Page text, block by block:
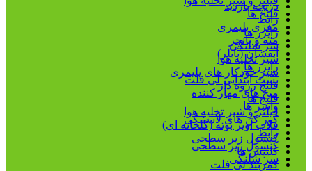
دریچه بازدید
رابط
رایزر ها
سر شلنگی
شیر تخلیه هوا
شیر خودکار های پلیمری
فلنج رزوه دار
فلنج ها
فیلتر و شیر تخلیه هوا
قلاب آویز بوته (گلخانه ای)
کپسول زیر سطحی
کلیپس ها
کمربند لی فلت
فلنج ها
مغزی پلیمری
مته و پانچر
آبفشان (بابلر)
رایزر ها
بست ابتدایی لی فلت
میخ های مهار کننده
واشر ها
کور کن های لاستیکی
رابط
کپسول زیر سطحی
سر شلنگی